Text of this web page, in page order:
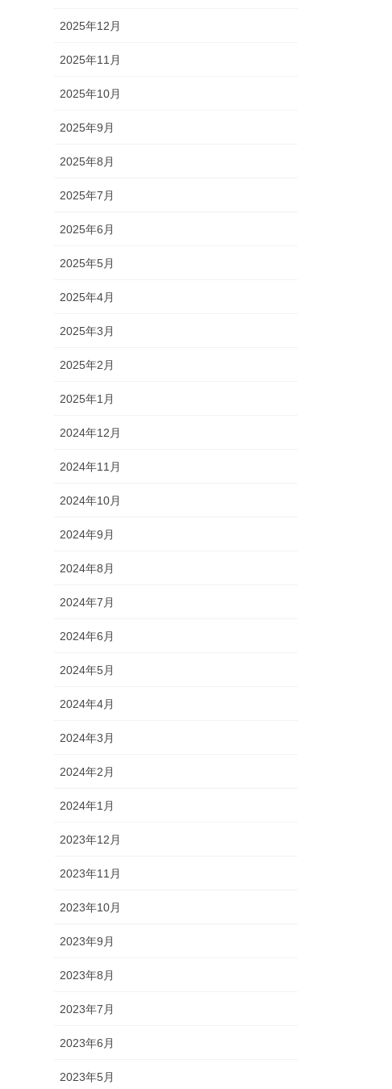
2025年12月
2025年11月
2025年10月
2025年9月
2025年8月
2025年7月
2025年6月
2025年5月
2025年4月
2025年3月
2025年2月
2025年1月
2024年12月
2024年11月
2024年10月
2024年9月
2024年8月
2024年7月
2024年6月
2024年5月
2024年4月
2024年3月
2024年2月
2024年1月
2023年12月
2023年11月
2023年10月
2023年9月
2023年8月
2023年7月
2023年6月
2023年5月